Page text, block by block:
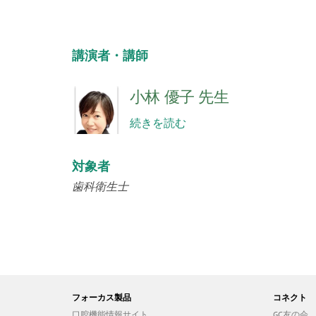
講演者・講師
小林 優子 先生
続きを読む
対象者
歯科衛生士
フォーカス製品
コネクト